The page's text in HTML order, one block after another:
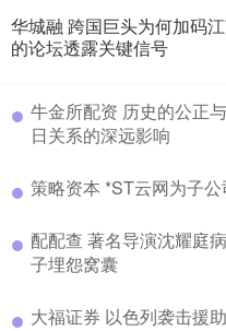
华城融 跨国巨头为何加码
的论坛透露关键信号
牛金所配资 历史的公正
日关系的深远影响
策略资本 *ST云网为子
配配查 著名导演沈耀庭
子埋怨窝囊
大福证券 以色列袭击援